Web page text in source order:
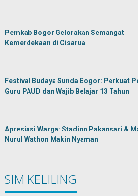
Pemkab Bogor Gelorakan Semangat
Kemerdekaan di Cisarua
Festival Budaya Sunda Bogor: Perkuat
Guru PAUD dan Wajib Belajar 13 Tahun
Apresiasi Warga: Stadion Pakansari &
Nurul Wathon Makin Nyaman
SIM KELILING